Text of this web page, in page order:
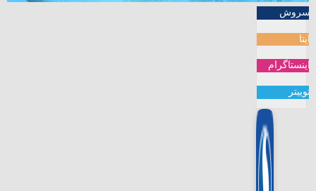
سروش
ایتا
اینستاگرام
توییتر